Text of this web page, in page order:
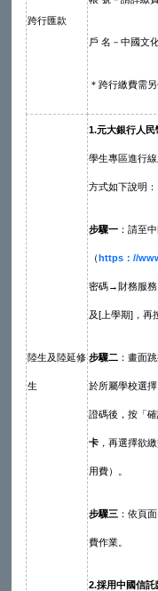
跨行匯款
戶 名－中國文
＊跨行繳費需
陸生及陸延修
生
1.元大銀行人
學生專區進行
方式如下說明：
步驟一 ：請至
（https ：//
密碼→財務服
及[上學期]，再
步驟二 ：畫面
於所屬學校選
證碼後，按「
卡 ，再選擇欲
用費）。
步驟三 ：依頁
費作業。
2.採用中國信託